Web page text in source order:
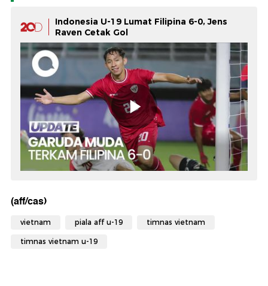
Indonesia U-19 Lumat Filipina 6-0, Jens
Raven Cetak Gol
(aff/cas)
vietnam piala aff u-19 timnas vietnam
timnas vietnam u-19